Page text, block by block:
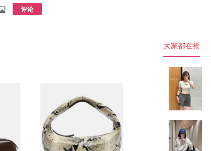
评论
大家都在抢